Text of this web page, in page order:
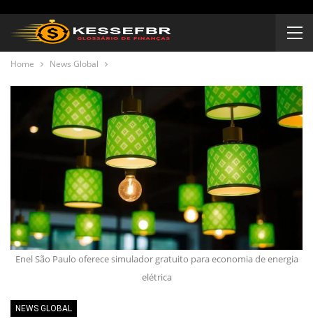
Home News Global
Enel São Paulo oferece simulador gratuito para economia de energia
elétrica
NEWS GLOBAL